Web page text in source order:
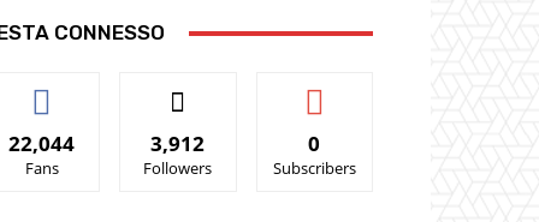
CONNESSO
22,044
Fans
3,912
Followers
0
Subscribers